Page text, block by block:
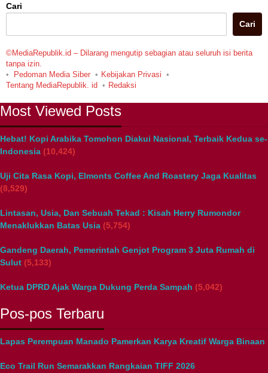
Cari
Cari
©MediaRepublik.id – Dilarang mengutip sebagian atau seluruh isi berita
tanpa izin.
Pedoman Media Siber
Kebijakan Privasi
Tentang MediaRepublik. id
Redaksi
Most Viewed Posts
Hebat! Kopi Arabika Tomohon Diakui Nasional, Terbaik Kedua se-
Indonesia (10,424)
Uji Cita Rasa Kopi, Elmonts Coffee And Roastery Jaga Kualitas
(8,529)
Lintasan, Usia, Dan Sebuah Tekad : Kisah Herry Rumondor
Menaklukkan Batas Usia (5,754)
Gandeng Daerah, Pemerintah Genjot Program 3 Juta Rumah di
Sulut (5,133)
Ketua DPRD Ajak Warga Dukung Perda Sampah (5,042)
Pos-pos Terbaru
Lapas Perempuan Manado Pamerkan Karya Kreatif Warga Binaan
Eco Trail Run Semarakkan Rangkaian TIFF 2026